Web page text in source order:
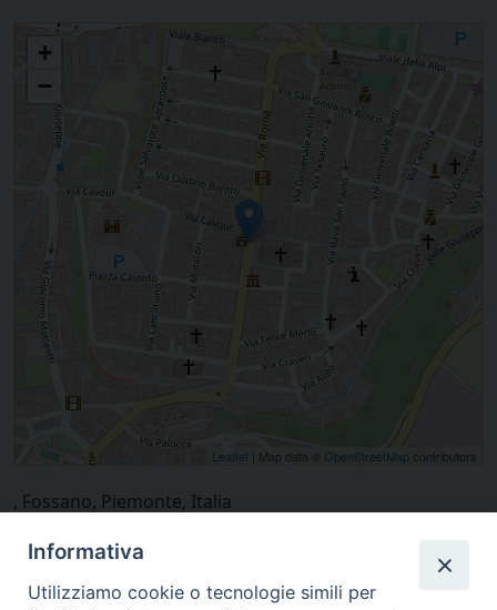
Incontro Matrimoniale
+
−
Leaflet | Map data © OpenStreetMap contributors
, Fossano, Piemonte, Italia
Informativa
Utilizziamo cookie o tecnologie simili per